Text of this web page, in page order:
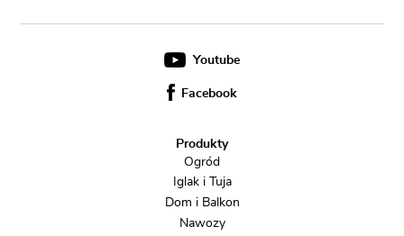
Youtube
Facebook
Produkty
Ogród
Iglak i Tuja
Dom i Balkon
Nawozy